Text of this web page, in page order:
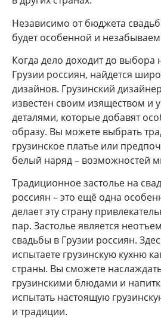
Независимо от бюджета
будет особенной и
Когда дело доходит до выбора
Грузии россиян, найдется
дизайнов. Грузинский
известен своим изяществом и
деталями, которые добавят
образу. Вы можете выбрать
грузинское платье или
белый наряд – возможностей
Традиционное застолье на
россиян – это ещё одна
делает эту страну
пар. Застолье является
свадьбы в Грузии россиян.
испытаете грузинскую кухню
страны. Вы сможете
грузинскими блюдами и
испытать настоящую
и традиции.